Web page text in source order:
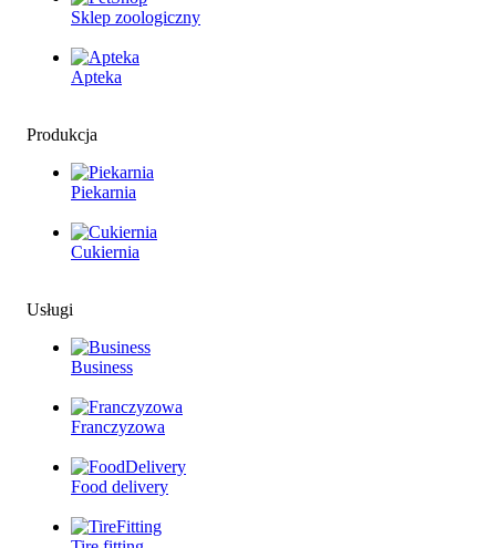
Sklep zoologiczny
Apteka
Produkcja
Piekarnia
Cukiernia
Usługi
Business
Franczyzowa
Food delivery